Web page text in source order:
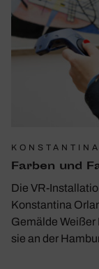
Farben und
Die VR-
Konstantina
Gemälde Weißer
sie an der